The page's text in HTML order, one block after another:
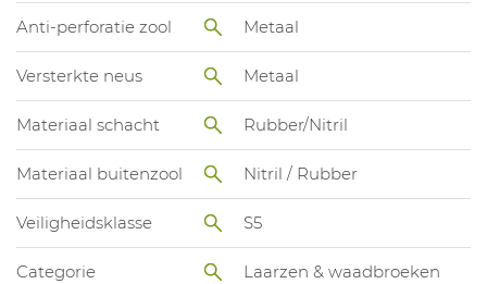
Anti-perforatie zool Metaal
Versterkte neus Metaal
Materiaal schacht Rubber/Nitril
Materiaal buitenzool Nitril / Rubber
Veiligheidsklasse S5
Categorie Laarzen & waadbroeken